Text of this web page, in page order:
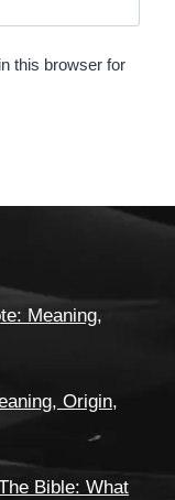
this browser for
Meaning,
Origin,
Bible: What